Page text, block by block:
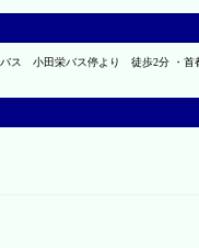
ス 小田栄バス停より 徒歩2分 ・